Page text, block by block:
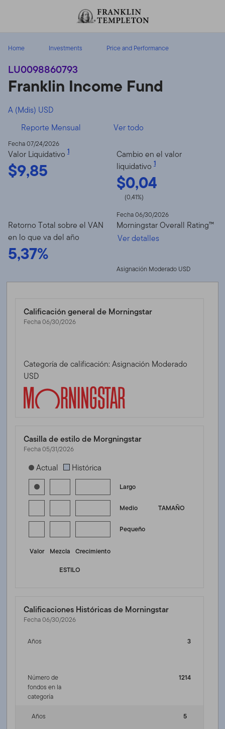
Home Investments Price and Performance
LU0098860793
Franklin Income Fund
A (Mdis) USD
Reporte Mensual
Ver todo
Fecha 07/24/2026
Valor Liquidativo 1
$9,85
Cambio en el valor
liquidativo 1
$0,04
(0,41%)
Retorno Total sobre el VAN
en lo que va del año
5,37%
Fecha 06/30/2026
Morningstar Overall Rating™
Ver detalles
Asignación Moderado USD
Calificación general de Morningstar
Fecha 06/30/2026
Categoría de calificación: Asignación Moderado
USD
Casilla de estilo de Morgningstar
Fecha 05/31/2026
[products.morningstar-stylebox-title-sr-equity]
Actual Histórica
Largo
TAMAÑO
Medio
Pequeño
Valor Mezcla
Crecimiento
ESTILO
Calificaciones Históricas de Morningstar
Fecha 06/30/2026
Años 3
Número de
fondos en la
categoría
1214
Años 5